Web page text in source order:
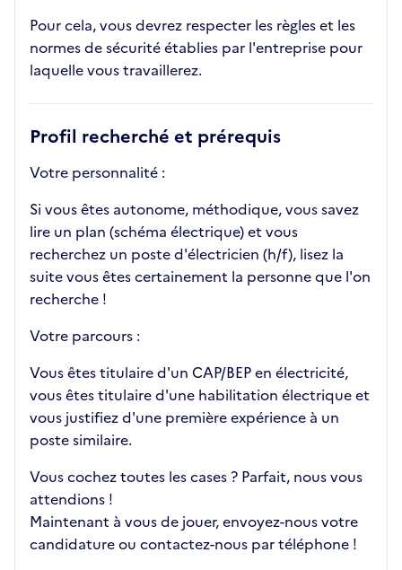
Pour cela, vous devrez respecter les règles et les
normes de sécurité établies par l'entreprise pour
laquelle vous travaillerez.
Profil recherché et prérequis
Votre personnalité :
Si vous êtes autonome, méthodique, vous savez
lire un plan (schéma électrique) et vous
recherchez un poste d'électricien (h/f), lisez la
suite vous êtes certainement la personne que l'on
recherche !
Votre parcours :
Vous êtes titulaire d'un CAP/BEP en électricité,
vous êtes titulaire d'une habilitation électrique et
vous justifiez d'une première expérience à un
poste similaire.
Vous cochez toutes les cases ? Parfait, nous vous
attendions !
Maintenant à vous de jouer, envoyez-nous votre
candidature ou contactez-nous par téléphone !